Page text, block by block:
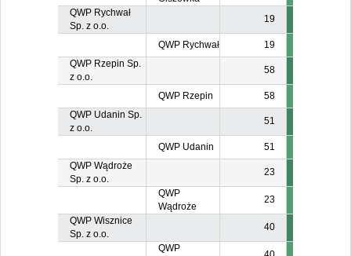
QWP Rychwał
Sp. z o.o.
19
QWP Rychwał
19
QWP Rzepin Sp.
z o.o.
58
QWP Rzepin
58
QWP Udanin Sp.
z o.o.
51
QWP Udanin
51
QWP Wądroże
Sp. z o.o.
23
QWP
Wądroże
23
QWP Wisznice
Sp. z o.o.
40
QWP